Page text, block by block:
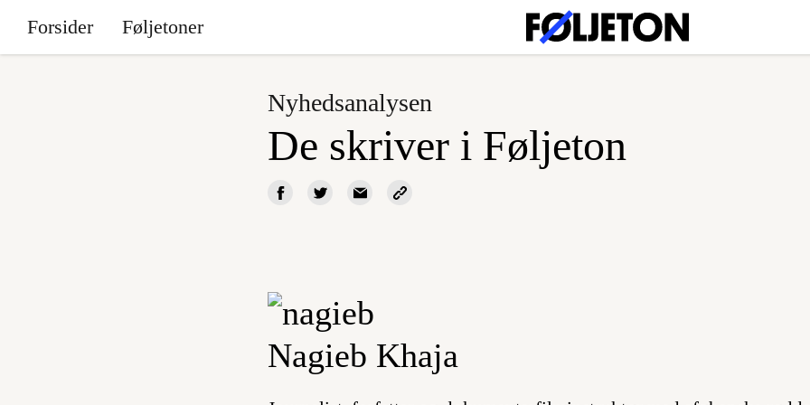
Forsider Føljetoner
Nyhedsanalysen
De skriver i Føljeton
Nagieb Khaja